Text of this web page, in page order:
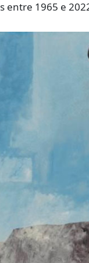
entre 1965 e